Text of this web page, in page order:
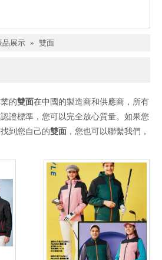
品展示 » 雙面
的雙面在中國的製造商和供應商，所有
證標準，您可以完全放心質量。如果您
到您自己的雙面 ，您也可以聯繫我們，